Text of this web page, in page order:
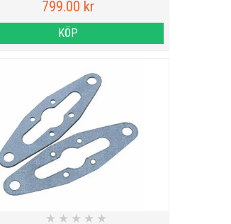
799.00 kr
KÖP
★ ★ ★ ★ ★